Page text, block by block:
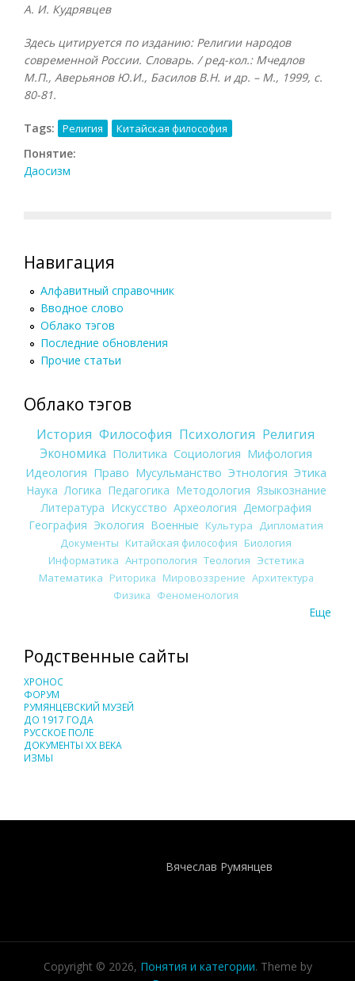
А. И. Кудрявцев
Здесь цитируется по изданию: Религии народов
современной России. Словарь. / ред-кол.: Мчедлов
М.П., Аверьянов Ю.И., Басилов В.Н. и др. – М., 1999, с.
80-81.
Tags: Религия Китайская философия
Понятие:
Даосизм
Навигация
Алфавитный справочник
Вводное слово
Облако тэгов
Последние обновления
Прочие статьи
Облако тэгов
История Философия Психология Религия
Экономика Политика Социология Мифология
Идеология Право Мусульманство Этнология Этика
Наука Логика Педагогика Методология Языкознание
Литература Искусство Археология Демография
География Экология Военные Культура
Дипломатия
Документы Китайская философия Биология
Информатика Антропология Теология Эстетика
Математика Риторика Мировоззрение Архитектура
Физика Феноменология
Еще
Родственные сайты
ХРОНОС
ФОРУМ
РУМЯНЦЕВСКИЙ МУЗЕЙ
ДО 1917 ГОДА
РУССКОЕ ПОЛЕ
ДОКУМЕНТЫ XX ВЕКА
ИЗМЫ
Вячеслав Румянцев
Copyright © 2026, Понятия и категории. Theme by